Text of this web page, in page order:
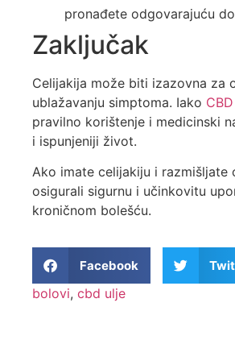
pronađete odgovarajuću
Zaključak
Celijakija može biti izazovna za
ublažavanju simptoma. Iako
pravilno korištenje i medicinski
i ispunjeniji život.
Ako imate celijakiju i
osigurali sigurnu i učinkovitu
kroničnom bolešću.
Facebook
bolovi, cbd ulje